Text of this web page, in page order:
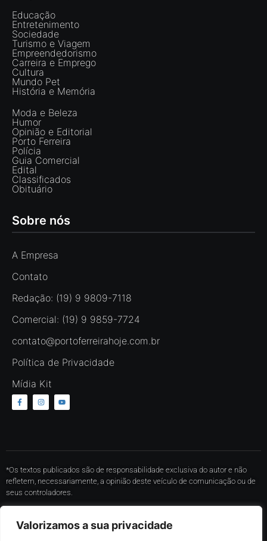
Valorizamos a sua privacidade
Educação
Entretenimento
Sociedade
Turismo e Viagem
Empreendedorismo
Carreira e Emprego
Cultura
Mundo Pet
História e Memória
Moda e Beleza
Humor
Opinião e Editorial
Porto Ferreira
Polícia
Guia Comercial
Edital
Classificados
Obituário
Sobre nós
A Empresa
Contato
Redação: (19) 9 9809-7118
Comercial: (19) 9 9859-7724
contato@portoferreirahoje.com.br
Política de Privacidade
Mídia Kit
*Os textos publicados são de responsabilidade exclusiva do autor e não
refletem, necessariamente, a opinião deste veículo de comunicação ou de
seus controladores.
Nos reservamos ao direito de reprovar ou eliminar comentários em